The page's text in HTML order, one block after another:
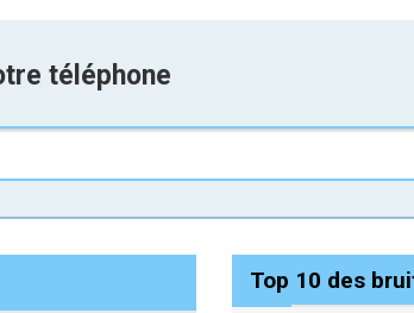
téléphone
Top 10 des